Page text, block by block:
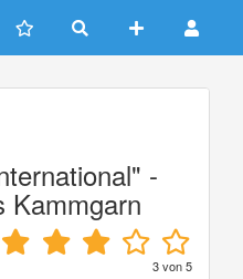
-
Kammgarn
3von5